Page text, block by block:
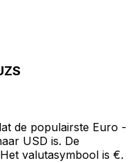
de populairste Euro -
USD is. De
valutasymbool is €.